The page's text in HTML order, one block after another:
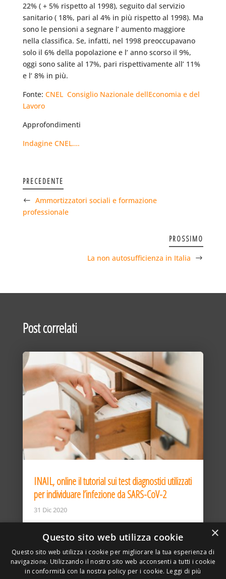
22% ( + 5% rispetto al 1998), seguito dal servizio
sanitario ( 18%, pari al 4% in più rispetto al 1998). Ma
sono le pensioni a segnare l’ aumento maggiore
nella classifica. Se, infatti, nel 1998 preoccupavano
solo il 6% della popolazione e l’ anno scorso il 9%,
oggi sono salite al 17%, pari rispettivamente all’ 11%
e l’ 8% in più.
Fonte: CNEL  Consiglio Nazionale dellEconomia e del
Lavoro
Approfondimenti
Indagine CNEL….
PRECEDENTE
Ammortizzatori sociali e formazione
professionale
PROSSIMO
La non autosufficienza in Italia
Post correlati
INAIL, online il tutorial sui test diagnostici utilizzati
per individuare l’infezione da SARS-CoV-2
31 Dic 2020
×
Questo sito web utilizza cookie
Questo sito web utilizza i cookie per migliorare la tua esperienza di
navigazione. Utilizzando il nostro sito web acconsenti a tutti i cookie
in conformità con la nostra policy per i cookie. Leggi di più